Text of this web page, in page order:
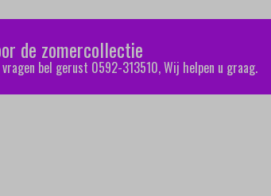
de zomercollectie
bel gerust 0592-313510, Wij helpen u graag.